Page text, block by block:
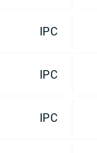
IPC
IPC
IPC